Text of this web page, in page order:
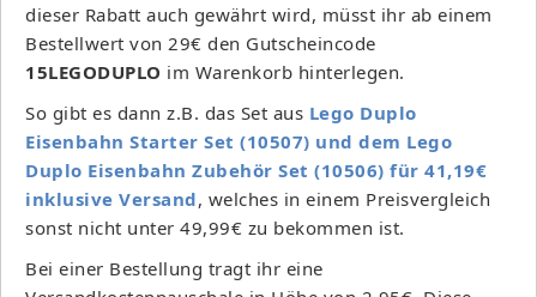
dieser Rabatt auch gewährt wird, müsst ihr ab einem
Bestellwert von 29€ den Gutscheincode
15LEGODUPLO im Warenkorb hinterlegen.
So gibt es dann z.B. das Set aus Lego Duplo
Eisenbahn Starter Set (10507) und dem Lego
Duplo Eisenbahn Zubehör Set (10506) für 41,19€
inklusive Versand, welches in einem Preisvergleich
sonst nicht unter 49,99€ zu bekommen ist.
Bei einer Bestellung tragt ihr eine